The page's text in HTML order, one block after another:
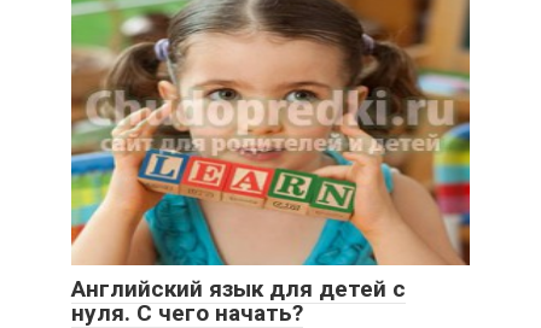
Английский язык для детей с
нуля. С чего начать?